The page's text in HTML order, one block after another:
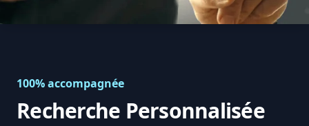
100% accompagnée
Recherche Personnalisée